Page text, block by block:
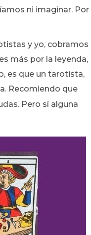
ni imaginar. Por
y yo, cobramos
más por la leyenda,
es que un tarotista,
Recomiendo que
Pero sí alguna